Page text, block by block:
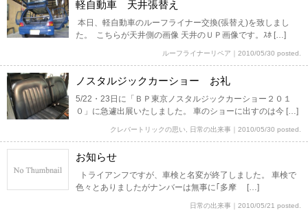
軽自動車 天井張替え
本日、軽自動車のルーフライナー交換(張替え)を致しまし
た。 こちらが天井側の画像 天井のＵＰ画像です。ｽﾎ […]
ルーフライナーリペア 2010/05/30 posted.
ノスタルジックカーショー お礼
5/22・23日に「ＢＰ東京ノスタルジックカーショー２０１
０」に急遽出展いたしました。 車のショーに出すのは今 […]
クレバートリックの思い 日常の出来事 2010/05/30 posted.
お知らせ
トライアンフですが、車検と名変が終了しました。 車検で
色々とありましたがナンバーは無事に｢多摩 […]
日常の出来事 2010/05/21 posted.